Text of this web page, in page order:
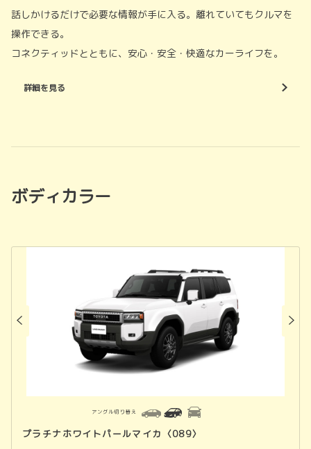
話しかけるだけで必要な情報が手に入る。離れていてもクルマを
操作できる。
コネクティッドとともに、安心・安全・快適なカーライフを。
詳細を見る
ボディカラー
プラチナホワイトパールマイカ〈089〉
アングル切り替え